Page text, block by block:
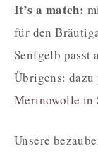
It’s a match:
für den
Senfgelb passt
Übrigens:
Merinowolle in
Unsere